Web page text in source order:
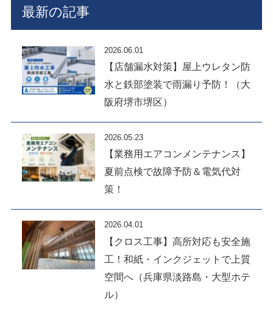
最新の記事
2026.06.01
【店舗漏水対策】屋上ウレタン防
水と鉄部塗装で雨漏り予防！（大
阪府堺市堺区）
2026.05.23
【業務用エアコンメンテナンス】
夏前点検で故障予防＆電気代対
策！
2026.04.01
【クロス工事】高所対応も安全施
工！和紙・インクジェットで上質
空間へ（兵庫県淡路島・大型ホテ
ル）